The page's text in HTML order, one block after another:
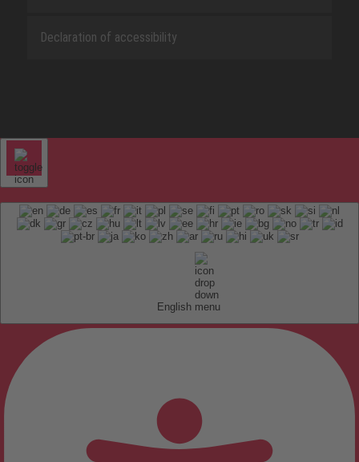
Declaration of accessibility
English